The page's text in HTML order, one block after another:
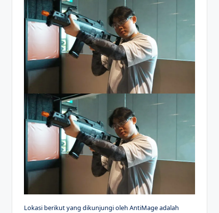
Lokasi berikut yang dikunjungi oleh AntiMage adalah